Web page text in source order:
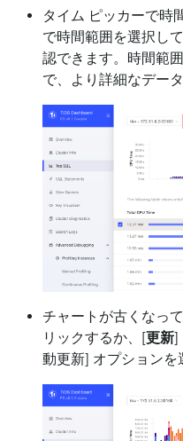
タイム ピッカーで時
で時間範囲を選択し
認できます。時間範
で、より詳細なデー
チャートが古くなっ
リックするか、 [更新]
動更新] オプションを